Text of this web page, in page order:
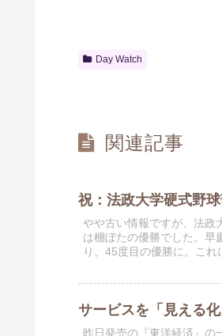
Day Watch
関連記事
祝：法政大学硬式野
やや古い情報ですが、法政
は棚ぼたの優勝でした。早
り、45度目の優勝に。これ
サービスを「見える
昨日発売の『東洋経済』の